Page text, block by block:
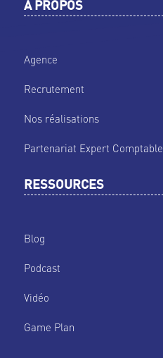
A PROPOS
Agence
Recrutement
Nos réalisations
Partenariat Expert Comptable
RESSOURCES
Blog
Podcast
Vidéo
Game Plan